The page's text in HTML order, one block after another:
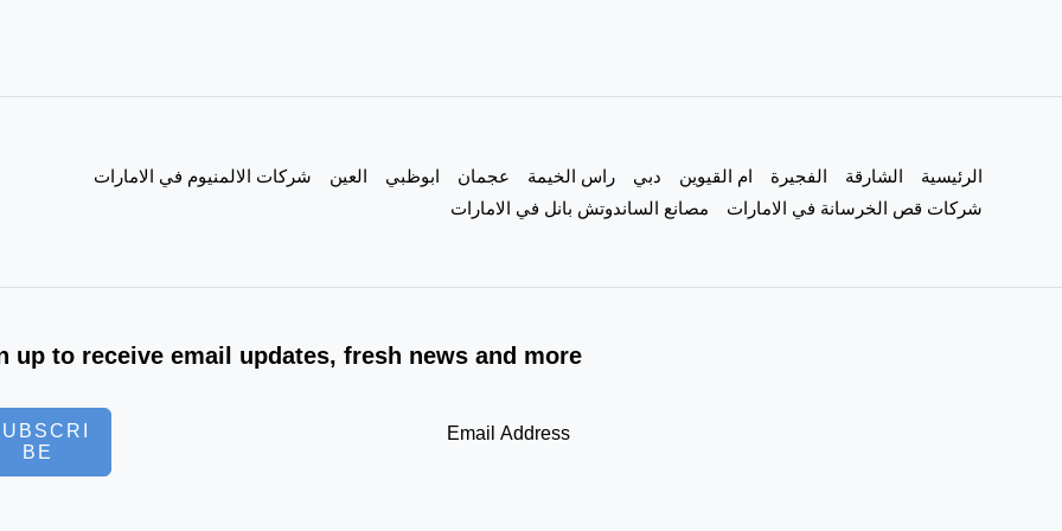
حمامات
الرئيسية الشارقة الفجيرة ام القيوين دبي راس الخيمة عجمان ابوظبي العين
شركات الالمنيوم في الامارات
شركات قص الخرسانة في الامارات
مصانع الساندوتش بانل في الامارات
up to receive email updates, fresh news and more!
BE